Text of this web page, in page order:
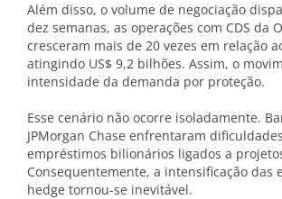
Além disso, o volume de negociação
dez semanas, as operações com CDS da
cresceram mais de 20 vezes em relação
atingindo US$ 9,2 bilhões. Assim, o
intensidade da demanda por proteção.
Esse cenário não ocorre isoladamente.
JPMorgan Chase enfrentaram
empréstimos bilionários ligados a
Consequentemente, a intensificação das
hedge tornou-se inevitável.